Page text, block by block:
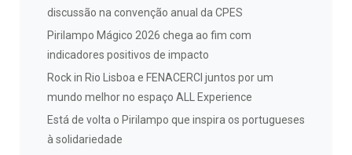
discussão na convenção anual da CPES
Pirilampo Mágico 2026 chega ao fim com
indicadores positivos de impacto
Rock in Rio Lisboa e FENACERCI juntos por um
mundo melhor no espaço ALL Experience
Está de volta o Pirilampo que inspira os portugueses
à solidariedade